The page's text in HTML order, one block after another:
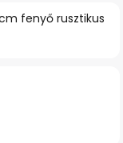
fenyő rusztikus